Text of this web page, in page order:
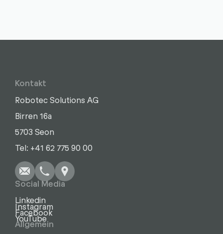
Kontakt
Robotec Solutions AG
Birren 16a
5703 Seon
Tel: +41 62 775 90 00
Kopieren
Anrufen Kopieren
Social Media
Linkedin
Instagram
Facebook
YouTube
Allgemein